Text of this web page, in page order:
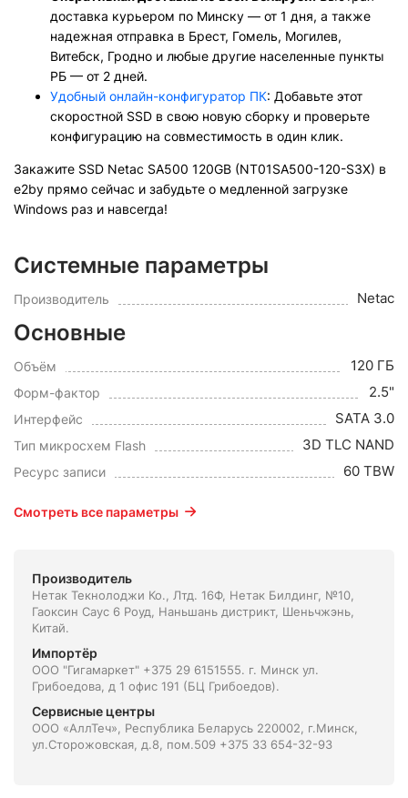
доставка курьером по Минску — от 1 дня, а также
надежная отправка в Брест, Гомель, Могилев,
Витебск, Гродно и любые другие населенные пункты
РБ — от 2 дней.
Удобный онлайн-конфигуратор ПК: Добавьте этот
скоростной SSD в свою новую сборку и проверьте
конфигурацию на совместимость в один клик.
Закажите SSD Netac SA500 120GB (NT01SA500-120-S3X) в
e2by прямо сейчас и забудьте о медленной загрузке
Windows раз и навсегда!
Системные параметры
Производитель Netac
Основные
Объём 120 ГБ
Форм-фактор 2.5"
Интерфейс SATA 3.0
Тип микросхем Flash 3D TLC NAND
Ресурс записи 60 TBW
Смотреть все параметры
Производитель
Нетак Текнолоджи Ко., Лтд. 16Ф, Нетак Билдинг, №10,
Гаоксин Саус 6 Роуд, Наньшань дистрикт, Шеньчжэнь,
Китай.
Импортёр
ООО "Гигамаркет" +375 29 6151555. г. Минск ул.
Грибоедова, д 1 офис 191 (БЦ Грибоедов).
Сервисные центры
ООО «АллТеч», Республика Беларусь 220002, г.Минск,
ул.Сторожовская, д.8, пом.509 +375 33 654-32-93